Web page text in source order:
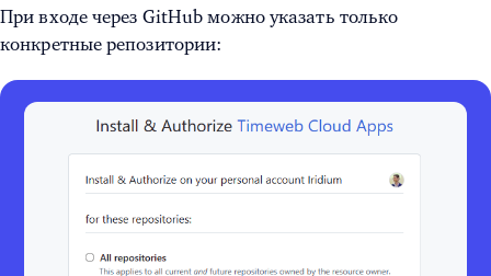
При входе через GitHub можно указать только
конкретные репозитории: